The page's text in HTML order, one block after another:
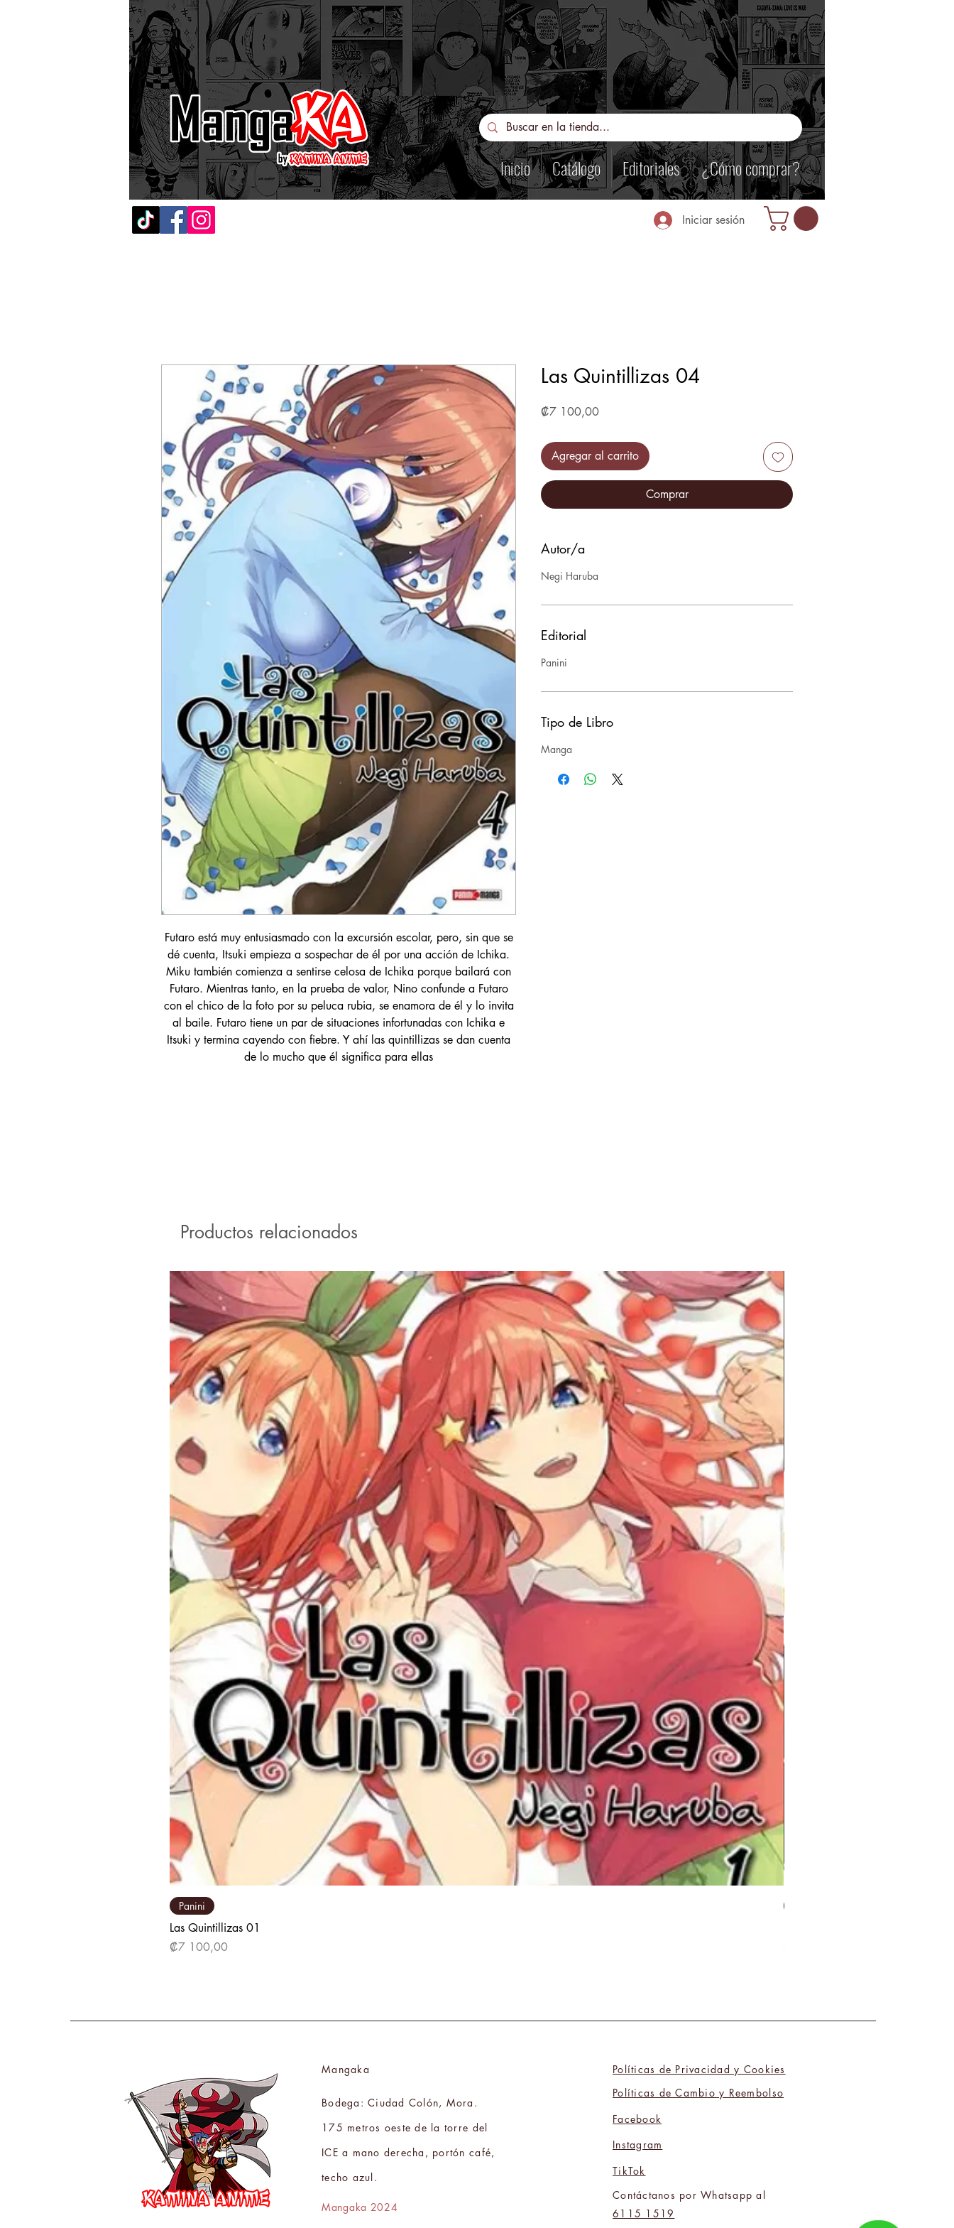
Inicio Catálogo Editoriales ¿Cómo comprar?
Iniciar sesión
Futaro está muy entusiasmado con la excursión escolar, pero, sin que se
dé cuenta, Itsuki empieza a sospechar de él por una acción de Ichika.
Miku también comienza a sentirse celosa de Ichika porque bailará con
Futaro. Mientras tanto, en la prueba de valor, Nino confunde a Futaro
con el chico de la foto por su peluca rubia, se enamora de él y lo invita
al baile. Futaro tiene un par de situaciones infortunadas con Ichika e
Itsuki y termina cayendo con fiebre. Y ahí las quintillizas se dan cuenta
de lo mucho que él significa para ellas
Las Quintillizas 04
₡7 100,00Precio
Agregar al carrito
Comprar
Autor/a
Negi Haruba
Editorial
Panini
Tipo de Libro
Manga
Productos relacionados
Panini
Las Quintillizas 01
Precio
₡7 100,00
Mangaka
Bodega: Ciudad Colón, Mora.
175 metros oeste de la torre del
ICE a mano derecha, portón café,
techo azul.
Mangaka 2024
Políticas de Privacidad y Cookies
Políticas de Cambio y Reembolso
Facebook
Instagram
TikTok
Contáctanos por Whatsapp al
6115 1519